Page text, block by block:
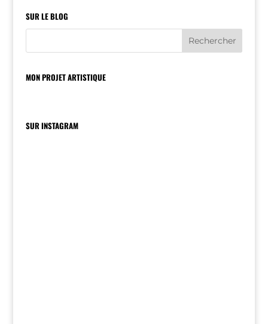
SUR LE BLOG
MON PROJET ARTISTIQUE
SUR INSTAGRAM